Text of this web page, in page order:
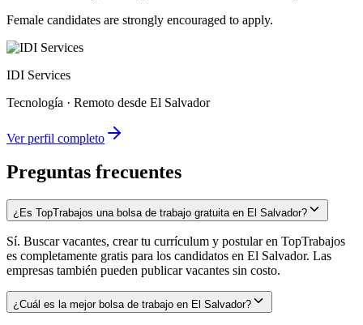
Female candidates are strongly encouraged to apply.
IDI Services
Tecnología · Remoto desde El Salvador
Ver perfil completo
Preguntas frecuentes
¿Es TopTrabajos una bolsa de trabajo gratuita en El Salvador?
Sí. Buscar vacantes, crear tu currículum y postular en TopTrabajos
es completamente gratis para los candidatos en El Salvador. Las
empresas también pueden publicar vacantes sin costo.
¿Cuál es la mejor bolsa de trabajo en El Salvador?